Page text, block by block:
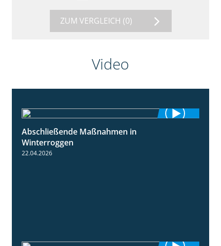
ZUM VERGLEICH (0)
Video
Abschließende Maßnahmen in
Winterroggen
22.04.2026